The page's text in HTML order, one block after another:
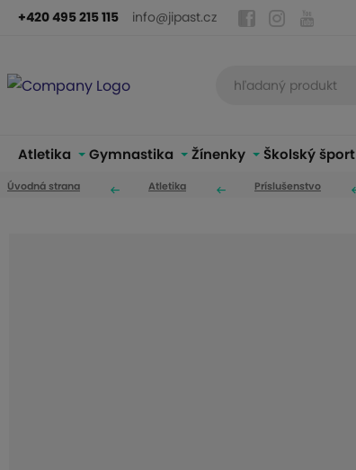
+420 495 215 115 info@jipast.cz
Atletika Gymnastika Žínenky Školský šport
Úvodná strana Atletika Príslušenstvo